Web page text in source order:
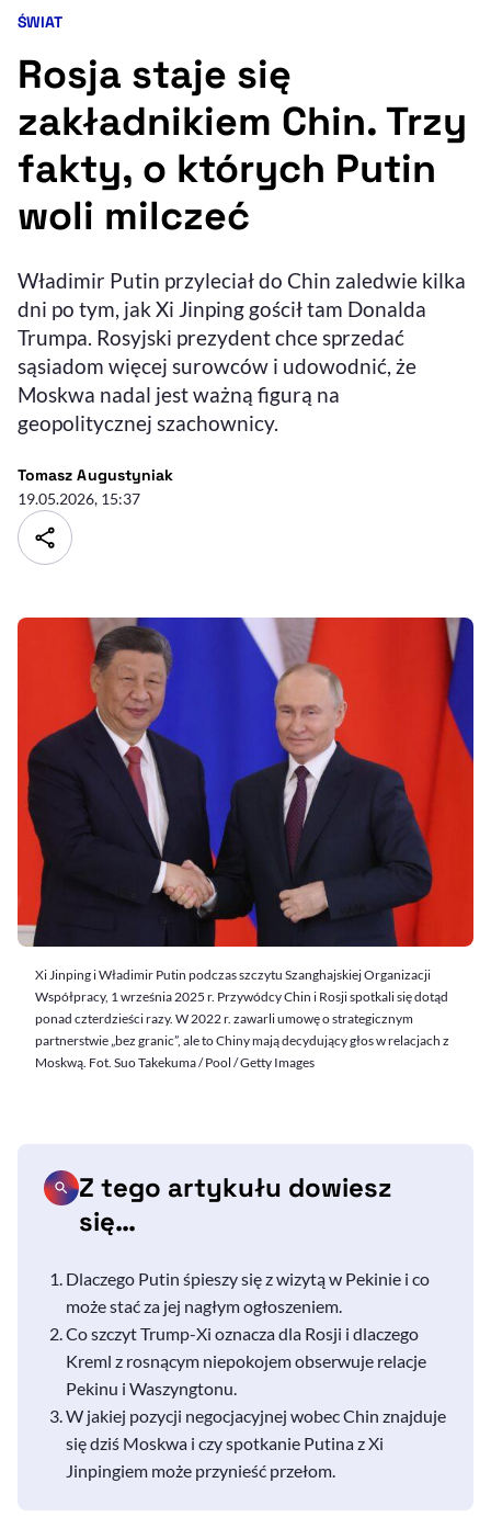
Ułatwienia dostępności wspierają:
Sprawdź, jak i dlaczego zwiększamy dostępność , otwiera się w nowym
Deklaracja dostępności, otwiera się w nowym oknie
Zgłoś problem
Kategoria artykułu:
ŚWIAT
Rosja staje się
zakładnikiem Chin. Trzy
fakty, o których Putin
woli milczeć
Władimir Putin przyleciał do Chin zaledwie kilka
dni po tym, jak Xi Jinping gościł tam Donalda
Trumpa. Rosyjski prezydent chce sprzedać
sąsiadom więcej surowców i udowodnić, że
Moskwa nadal jest ważną figurą na
geopolitycznej szachownicy.
Tomasz Augustyniak- autor artykułu - profil
19.05.2026, 15:37
Xi Jinping i Władimir Putin podczas szczytu Szanghajskiej Organizacji
Współpracy, 1 września 2025 r. Przywódcy Chin i Rosji spotkali się dotąd
ponad czterdzieści razy. W 2022 r. zawarli umowę o strategicznym
partnerstwie „bez granic”, ale to Chiny mają decydujący głos w relacjach z
Moskwą. Fot. Suo Takekuma / Pool / Getty Images
Z tego artykułu dowiesz
się…
Dlaczego Putin śpieszy się z wizytą w Pekinie i co
może stać za jej nagłym ogłoszeniem.
Co szczytTrump-Xi oznacza dla Rosji i dlaczego
Kreml z rosnącym niepokojem obserwuje relacje
Pekinu i Waszyngtonu.
W jakiej pozycji negocjacyjnej wobec Chin znajduje
się dziś Moskwa i czy spotkanie Putina zXi
Jinpingiem może przynieść przełom.